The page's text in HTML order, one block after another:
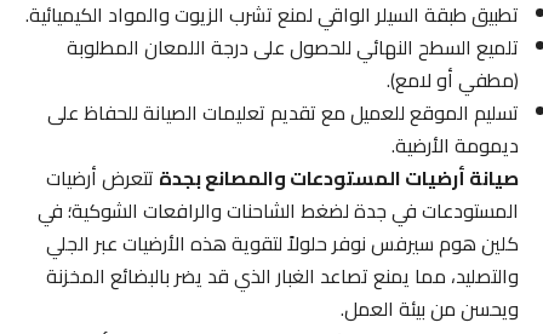
تطبيق طبقة السيلر الواقي لمنع تشرب الزيوت والمواد الكيميائية.
تلميع السطح النهائي للحصول على درجة اللمعان المطلوبة
(مطفي أو لامع).
تسليم الموقع للعميل مع تقديم تعليمات الصيانة للحفاظ على
ديمومة الأرضية.
صيانة أرضيات المستودعات والمصانع بجدةتتعرض أرضيات
المستودعات في جدة لضغط الشاحنات والرافعات الشوكية؛ في
كلين هوم سيرفس نوفر حلولاً لتقوية هذه الأرضيات عبر الجلي
والتصليد، مما يمنع تصاعد الغبار الذي قد يضر بالبضائع المخزنة
ويحسن من بيئة العمل.